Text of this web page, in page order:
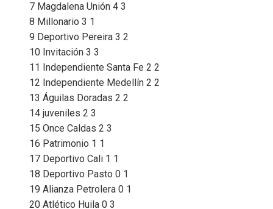
7 Magdalena Unión 4 3
8 Millonario 3 1
9 Deportivo Pereira 3 2
10 Invitación 3 3
11 Independiente Santa Fe 2 2
12 Independiente Medellín 2 2
13 Águilas Doradas 2 2
14 juveniles 2 3
15 Once Caldas 2 3
16 Patrimonio 1 1
17 Deportivo Cali 1 1
18 Deportivo Pasto 0 1
19 Alianza Petrolera 0 1
20 Atlético Huila 0 3